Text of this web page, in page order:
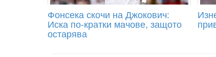
Фонсека скочи на Джокович:
Иска по-кратки мачове, защото
остарява